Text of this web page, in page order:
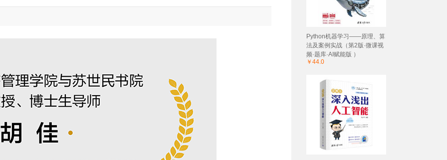
Python机器学习——原理、算
法及案例实战（第2版·微课视
频·题库·AI赋能版 ）
￥44.0